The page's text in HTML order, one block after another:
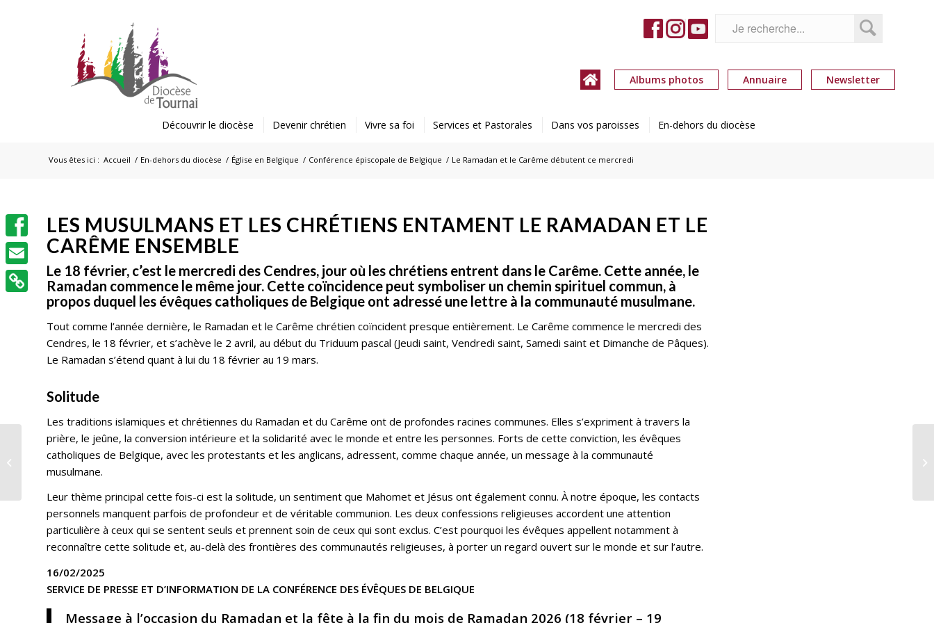
Albums photos Annuaire Newsletter
Vous êtes ici : Accueil / En-dehors du diocèse / Église en Belgique / Conférence épiscopale de Belgique / Le Ramadan et le Carême débutent ce mercredi
Découvrir le diocèse Devenir chrétien Vivre sa foi Services et Pastorales Dans vos paroisses En-dehors du diocèse
LES MUSULMANS ET LES CHRÉTIENS ENTAMENT LE RAMADAN ET LE
CARÊME ENSEMBLE
Le 18 février, c’est le mercredi des Cendres, jour où les chrétiens entrent dans le Carême. Cette année, le
Ramadan commence le même jour. Cette coïncidence peut symboliser un chemin spirituel commun, à
propos duquel les évêques catholiques de Belgique ont adressé une lettre à la communauté musulmane.
Tout comme l’année dernière, le Ramadan et le Carême chrétien coïncident presque entièrement. Le Carême commence le mercredi des
Cendres, le 18 février, et s’achève le 2 avril, au début du Triduum pascal (Jeudi saint, Vendredi saint, Samedi saint et Dimanche de Pâques).
Le Ramadan s’étend quant à lui du 18 février au 19 mars.
Solitude
Les traditions islamiques et chrétiennes du Ramadan et du Carême ont de profondes racines communes. Elles s’expriment à travers la
prière, le jeûne, la conversion intérieure et la solidarité avec le monde et entre les personnes. Forts de cette conviction, les évêques
catholiques de Belgique, avec les protestants et les anglicans, adressent, comme chaque année, un message à la communauté
musulmane.
Leur thème principal cette fois-ci est la solitude, un sentiment que Mahomet et Jésus ont également connu. À notre époque, les contacts
personnels manquent parfois de profondeur et de véritable communion. Les deux confessions religieuses accordent une attention
particulière à ceux qui se sentent seuls et prennent soin de ceux qui sont exclus. C’est pourquoi les évêques appellent notamment à
reconnaître cette solitude et, au-delà des frontières des communautés religieuses, à porter un regard ouvert sur le monde et sur l’autre.
16/02/2025
SERVICE DE PRESSE ET D’INFORMATION DE LA CONFÉRENCE DES ÉVÊQUES DE BELGIQUE
Message à l’occasion du Ramadan et la fête à la fin du mois de Ramadan 2026 (18 février – 19
UCLouvain – Cours
ouverts à la Faculté de
théologie et d’étude
Facebook
Email